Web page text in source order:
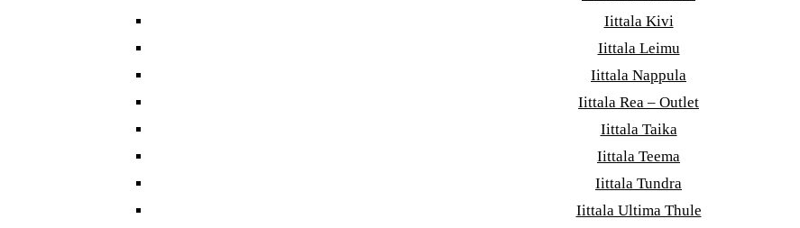
Iittala Kivi
Iittala Leimu
Iittala Nappula
Iittala Rea – Outlet
Iittala Taika
Iittala Teema
Iittala Tundra
Iittala Ultima Thule